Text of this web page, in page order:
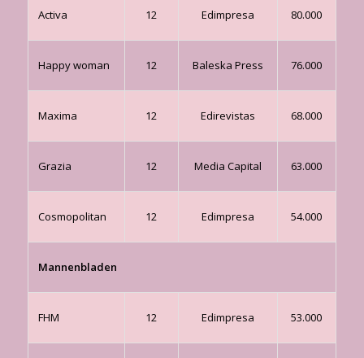
Activa 12 Edimpresa 80.000
Happy woman 12 Baleska Press 76.000
Maxima 12 Edirevistas 68.000
Grazia 12 Media Capital 63.000
Cosmopolitan 12 Edimpresa 54.000
Mannenbladen
FHM 12 Edimpresa 53.000